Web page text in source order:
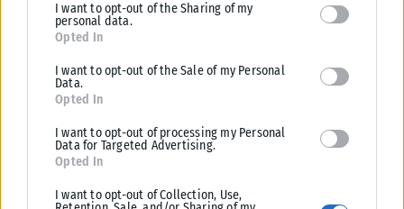
deny consent to Google and its third-party tags to use your data
for below specified purposes in below Google consent section.
I want to opt-out of the Sharing of my
personal data.
Opted In
I want to opt-out of the Sale of my Personal
Data.
Opted In
I want to opt-out of processing my Personal
Data for Targeted Advertising.
Opted In
I want to opt-out of Collection, Use,